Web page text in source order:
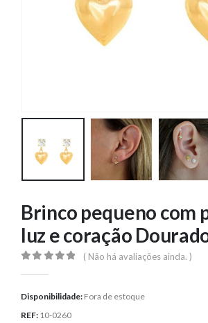
Brinco pequeno com
luz e coração
( Não há avaliações ainda. )
Disponibilidade: Fora de estoque
REF: 10-0260